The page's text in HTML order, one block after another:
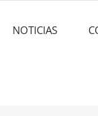
NOTICIAS